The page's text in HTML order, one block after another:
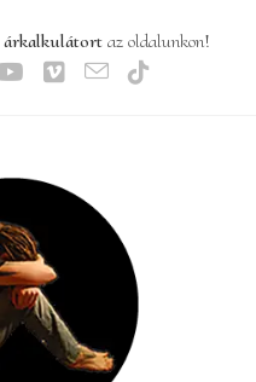
árkalkulátortaz oldalunkon!